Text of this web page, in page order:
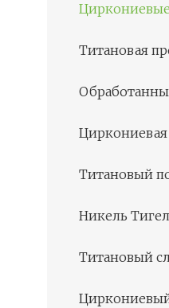
Титановая
Титановый
Никель
Титановый